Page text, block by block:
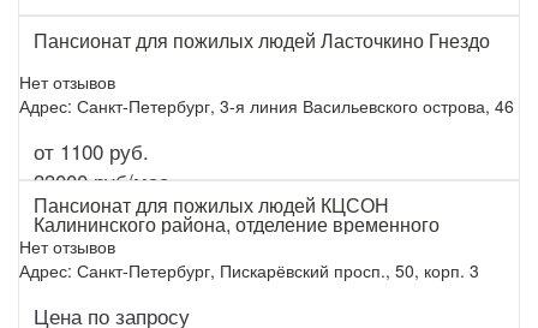
Пансионат для пожилых людей Ласточкино Гнездо
Нет отзывов
Адрес: Санкт-Петербург, 3-я линия Васильевского острова, 46
от 1100 руб.
33000 руб/мес.
Пансионат для пожилых людей КЦСОН
Калининского района, отделение временного
проживания граждан пожилого возраста и
инвалидов
Нет отзывов
Адрес: Санкт-Петербург, Пискарёвский просп., 50, корп. 3
Цена по запросу